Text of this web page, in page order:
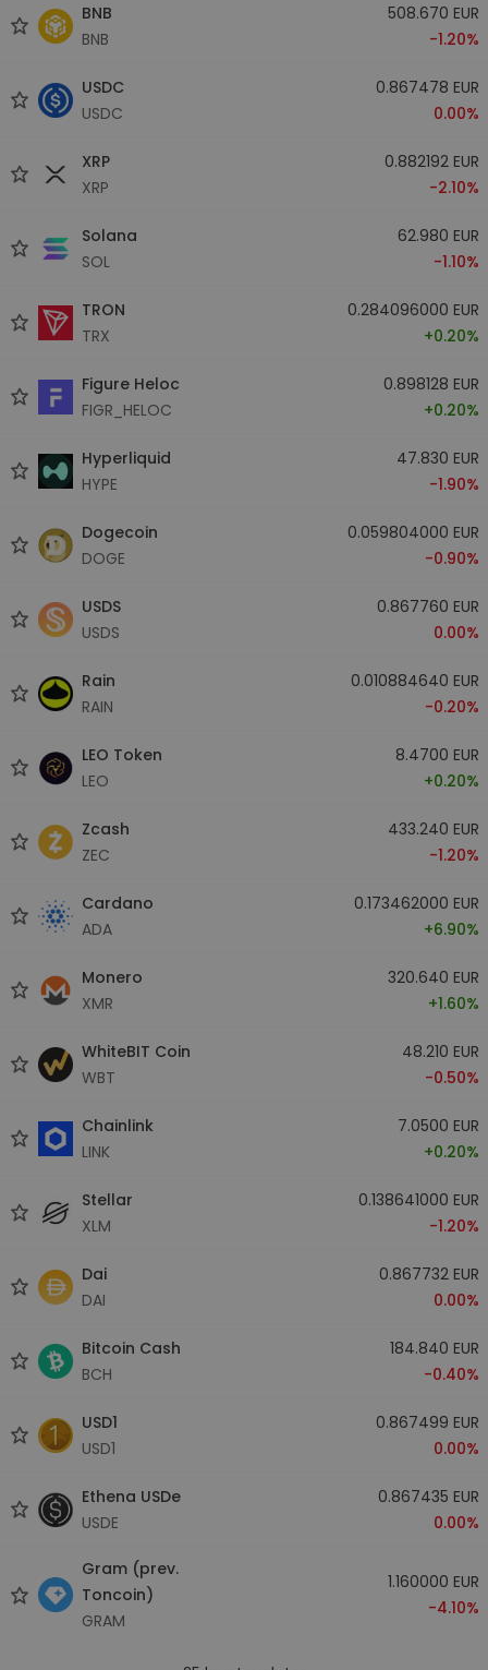
BNB
BNB
508.670 EUR
-1.20%
USDC
USDC
0.867478 EUR
0.00%
XRP
XRP
0.882192 EUR
-2.10%
Solana
SOL
62.980 EUR
-1.10%
TRON
TRX
0.284096000 EUR
+0.20%
Figure Heloc
FIGR_HELOC
0.898128 EUR
+0.20%
Hyperliquid
HYPE
47.830 EUR
-1.90%
Dogecoin
DOGE
0.059804000 EUR
-0.90%
USDS
USDS
0.867760 EUR
0.00%
Rain
RAIN
0.010884640 EUR
-0.20%
LEO Token
LEO
8.4700 EUR
+0.20%
Zcash
ZEC
433.240 EUR
-1.20%
Cardano
ADA
0.173462000 EUR
+6.90%
Monero
XMR
320.640 EUR
+1.60%
WhiteBIT Coin
WBT
48.210 EUR
-0.50%
Chainlink
LINK
7.0500 EUR
+0.20%
Stellar
XLM
0.138641000 EUR
-1.20%
Dai
DAI
0.867732 EUR
0.00%
Bitcoin Cash
BCH
184.840 EUR
-0.40%
USD1
USD1
0.867499 EUR
0.00%
Ethena USDe
USDE
0.867435 EUR
0.00%
Gram (prev.
Toncoin)
GRAM
1.160000 EUR
-4.10%